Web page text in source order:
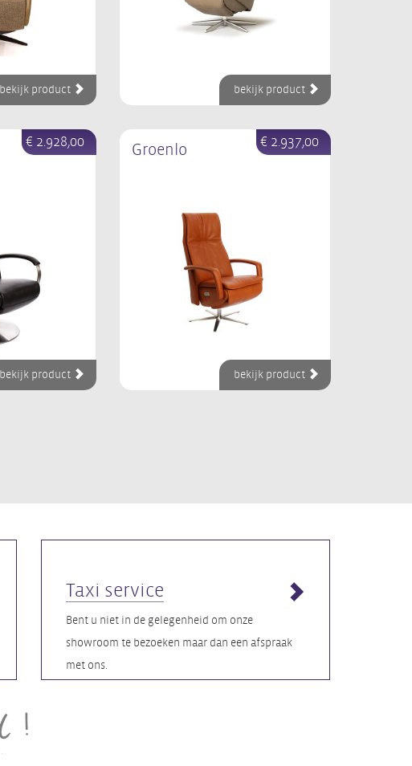
bekijk product bekijk product
€ 2.928,00
bekijk product
Groenlo € 2.937,00
bekijk product
Taxi service
Bent u niet in de gelegenheid om onze
showroom te bezoeken maar dan een afspraak
met ons.